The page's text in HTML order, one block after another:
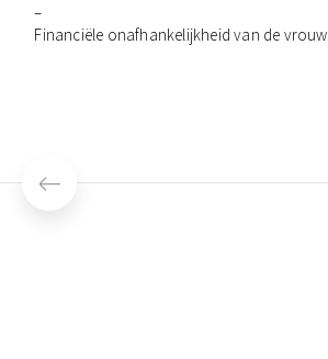
–
Financiële onafhankelijkheid van de vrouw